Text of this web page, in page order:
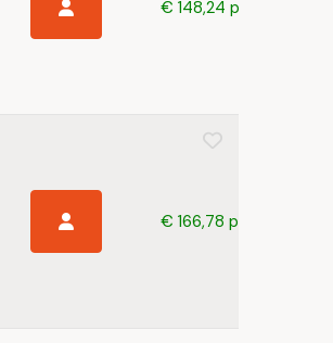
€ 148,24 p/s
€ 166,78 p/s